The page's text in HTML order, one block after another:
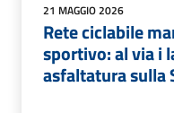
21 MAGGIO 2026
Rete ciclabile
sportivo: al via i
asfaltatura sulla